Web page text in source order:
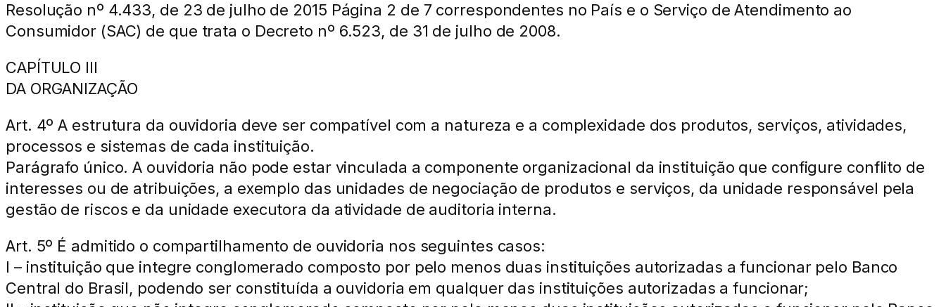
Resolução nº 4.433, de 23 de julho de 2015 Página 2 de 7 correspondentes no País e o Serviço de Atendimento ao
Consumidor (SAC) de que trata o Decreto nº 6.523, de 31 de julho de 2008.
CAPÍTULO III
DA ORGANIZAÇÃO
Art. 4º A estrutura da ouvidoria deve ser compatível com a natureza e a complexidade dos produtos, serviços, atividades,
processos e sistemas de cada instituição.
Parágrafo único. A ouvidoria não pode estar vinculada a componente organizacional da instituição que configure conflito de
interesses ou de atribuições, a exemplo das unidades de negociação de produtos e serviços, da unidade responsável pela
gestão de riscos e da unidade executora da atividade de auditoria interna.
Art. 5º É admitido o compartilhamento de ouvidoria nos seguintes casos:
I – instituição que integre conglomerado composto por pelo menos duas instituições autorizadas a funcionar pelo Banco
Central do Brasil, podendo ser constituída a ouvidoria em qualquer das instituições autorizadas a funcionar;